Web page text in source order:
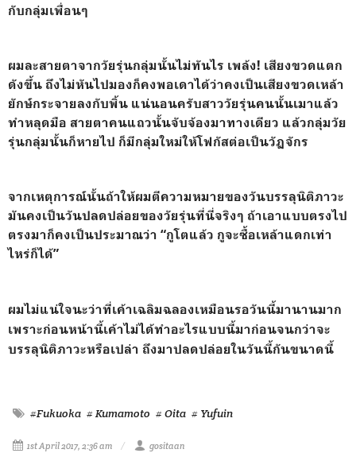
กับกลุ่มเพื่อนๆ
ผมละสายตาจากวัยรุ่นกลุ่มนั้นไม่ทันไร เพล้ง! เสียงขวดแตก
ดังขึ้น ถึงไม่หันไปมองก็คงพอเดาได้ว่าคงเป็นเสียงขวดเหล้า
ยักษ์กระจายลงกับพิ้น แน่นอนครับสาววัยรุ่นคนนั้นเมาแล้ว
ทำหลุดมือ สายตาคนแถวนั้นจับจ้องมาทางเดียว แล้วกลุ่มวัย
รุ่นกลุ่มนั้นก็หายไป ก็มีกลุ่มใหม่ให้โฟกัสต่อเป็นวัฏจักร
จากเหตุการณ์นั้นถ้าให้ผมตีความหมายของวันบรรลุนิติภาวะ
มันคงเป็นวันปลดปล่อยของวัยรุ่นที่นี่จริงๆ ถ้าเอาแบบตรงไป
ตรงมาก็คงเป็นประมาณว่า “กูโตแล้ว กูจะซื้อเหล้าแดกเท่า
ไหร่ก็ได้”
ผมไม่แน่ใจนะว่าที่เค้าเฉลิมฉลองเหมือนรอวันนี้มานานมาก
เพราะก่อนหน้านี้เค้าไม่ได้ทำอะไรแบบนี้มาก่อนจนกว่าจะ
บรรลุนิติภาวะหรือเปล่า ถึงมาปลดปล่อยในวันนี้กันขนาดนี้
#Fukuoka # Kumamoto # Oita # Yufuin
1st April 2017, 2:36 am gositaan